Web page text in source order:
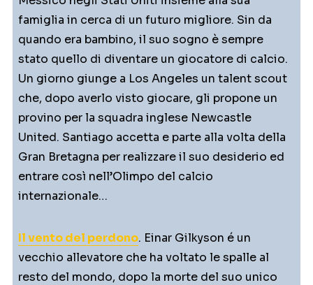
famiglia in cerca di un futuro migliore. Sin da
quando era bambino, il suo sogno è sempre
stato quello di diventare un giocatore di calcio.
Un giorno giunge a Los Angeles un talent scout
che, dopo averlo visto giocare, gli propone un
provino per la squadra inglese Newcastle
United. Santiago accetta e parte alla volta della
Gran Bretagna per realizzare il suo desiderio ed
entrare così nell’Olimpo del calcio
internazionale…
Il vento del perdono. Einar Gilkyson é un
vecchio allevatore che ha voltato le spalle al
resto del mondo, dopo la morte del suo unico